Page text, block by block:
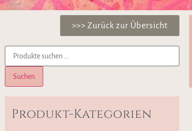
>>> Zurück zur Übersicht
Suchen
Produkt-Kategorien